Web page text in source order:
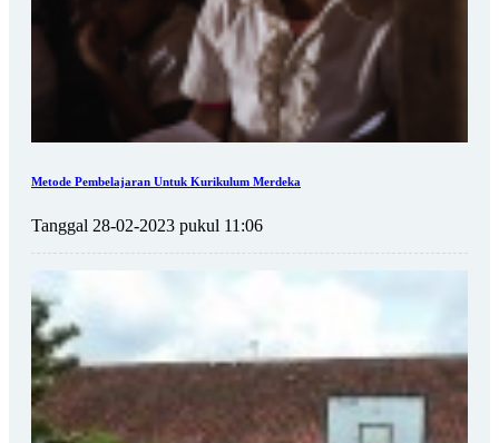
Metode Pembelajaran Untuk Kurikulum Merdeka
Tanggal 28-02-2023 pukul 11:06